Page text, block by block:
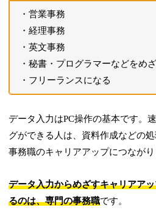
営業事務
経理事務
英文事務
秘書・プログラマーなどをめ
フリーランスになる
データ入力はPC操作の基本です。
グができる人は、資料作成などの処
事務職のキャリアアップにつながり
データ入力からめざすキャリアア
るのは、専門の事務職です。